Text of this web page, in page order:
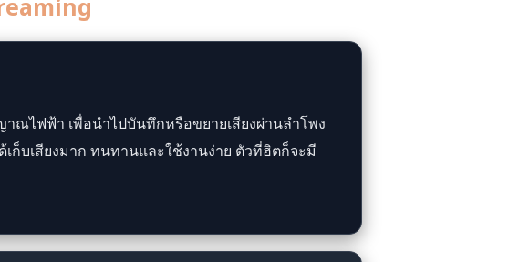
ณไฟฟ้า เพื่อนำไปบันทึกหรือขยายเสียงผ่านลำโพง
ก็บเสียงมาก ทนทานและใช้งานง่าย ตัวที่ฮิตก็จะมี